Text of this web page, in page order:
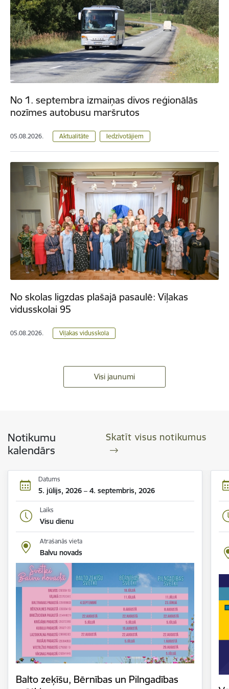
No 1. septembra izmaiņas divos reģionālās
nozīmes autobusu maršrutos
05.08.2026. Aktualitāte Iedzīvotājiem
No skolas ligzdas plašajā pasaulē: Viļakas
vidusskolai 95
05.08.2026. Viļakas vidusskola
Visi jaunumi
Notikumu
kalendārs
Skatīt visus notikumus
Datums
5. jūlijs, 2026 – 4. septembris, 2026
Laiks
Visu dienu
Atrašanās vieta
Balvu novads
Balto zeķīšu, Bērnības un Pilngadības